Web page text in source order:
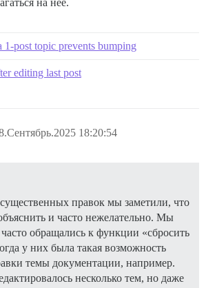
на неё.
post topic prevents bumping
editing last post
18:20:54
правок мы заметили, что
и часто нежелательно. Мы
обращались к функции «сбросить
у них была такая возможность
темы документации, например.
несколько тем, но даже